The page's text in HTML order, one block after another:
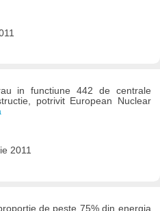
in functiune 442 de centrale
potrivit European Nuclear
2011
de peste 75% din energia